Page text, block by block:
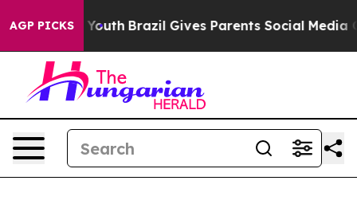
AGP PICKS
to Youth Brazil Gives Parents Social Media